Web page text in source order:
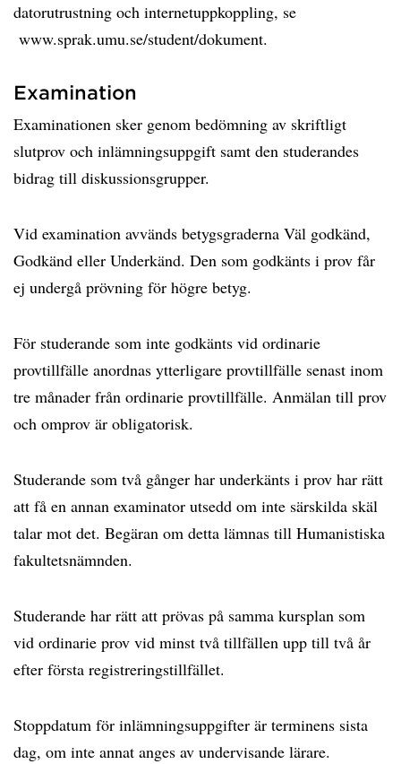
datorutrustning och internetuppkoppling, se
www.sprak.umu.se/student/dokument.
Examination
Examinationen sker genom bedömning av skriftligt
slutprov och inlämningsuppgift samt den studerandes
bidrag till diskussionsgrupper.
Vid examination avvänds betygsgraderna Väl godkänd,
Godkänd eller Underkänd. Den som godkänts i prov får
ej undergå prövning för högre betyg.
För studerande som inte godkänts vid ordinarie
provtillfälle anordnas ytterligare provtillfälle senast inom
tre månader från ordinarie provtillfälle. Anmälan till prov
och omprov är obligatorisk.
Studerande som två gånger har underkänts i prov har rätt
att få en annan examinator utsedd om inte särskilda skäl
talar mot det. Begäran om detta lämnas till Humanistiska
fakultetsnämnden.
Studerande har rätt att prövas på samma kursplan som
vid ordinarie prov vid minst två tillfällen upp till två år
efter första registreringstillfället.
Stoppdatum för inlämningsuppgifter är terminens sista
dag, om inte annat anges av undervisande lärare.